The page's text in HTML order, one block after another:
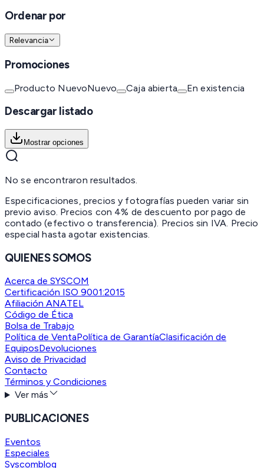
Ordenar por
Relevancia
Promociones
Producto NuevoNuevo Caja abierta En existencia
Descargar listado
Mostrar opciones
No se encontraron resultados.
Especificaciones, precios y fotografías pueden variar sin
previo aviso. Precios con 4% de descuento por pago de
contado (efectivo o transferencia). Precios sin IVA. Precio
especial hasta agotar existencias.
QUIENES SOMOS
Acerca de SYSCOM
Certificación ISO 9001:2015
Afiliación ANATEL
Código de Ética
Bolsa de Trabajo
Política de VentaPolítica de GarantíaClasificación de
EquiposDevoluciones
Aviso de Privacidad
Contacto
Términos y Condiciones
Ver más
PUBLICACIONES
Eventos
Especiales
Syscomblog